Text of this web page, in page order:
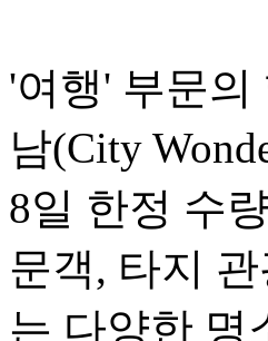
'여행' 부문의
남(City
8일 한정 수
문객, 타지
는 다양한 명